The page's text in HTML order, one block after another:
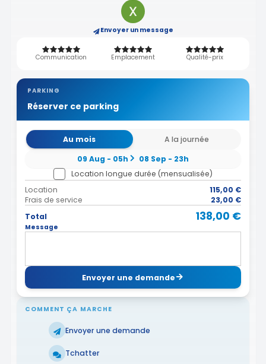
Envoyer un message
Communication Emplacement Qualité-prix
PARKING
Réserver ce parking
Au mois
A la journée
09 Aug - 05h
08 Sep - 23h
Location longue durée (mensualisée)
Location
115,00 €
Frais de service
23,00 €
Total
138,00 €
Message
Envoyer une demande
COMMENT ÇA MARCHE
Envoyer une demande
Tchatter